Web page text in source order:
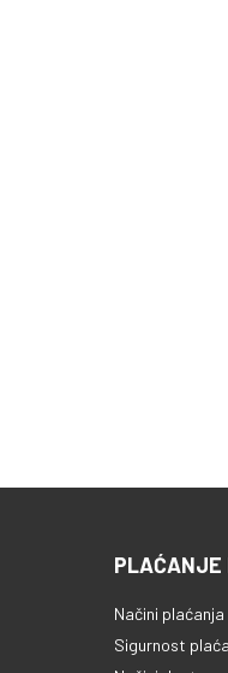
PLAĆANJE
Načini plaćanja
Sigurnost